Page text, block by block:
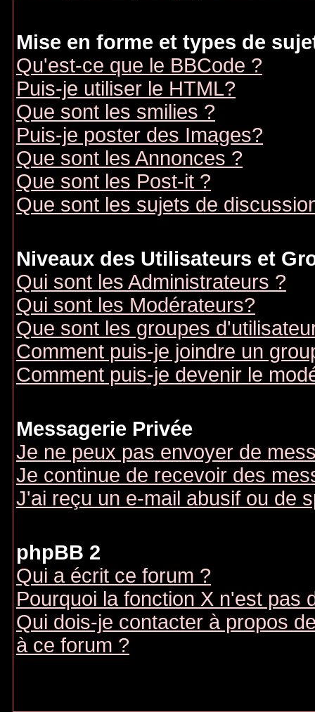
Mise en forme et types de
Qu'est-ce que le BBCode ?
Puis-je utiliser le HTML?
Que sont les smilies ?
Puis-je poster des Images?
Que sont les Annonces ?
Que sont les Post-it ?
Que sont les sujets de
Niveaux des Utilisateurs et
Qui sont les Administrateurs ?
Qui sont les Modérateurs?
Que sont les groupes
Comment puis-je joindre un
Comment puis-je devenir le
Messagerie Privée
Je ne peux pas envoyer de
Je continue de recevoir des
J'ai reçu un e-mail abusif ou de
phpBB 2
Qui a écrit ce forum ?
Pourquoi la fonction X n'est pas
Qui dois-je contacter à propos
à ce forum ?